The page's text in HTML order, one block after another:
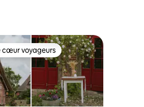
voyageurs parmi les plus aimés
cœur voyageurs